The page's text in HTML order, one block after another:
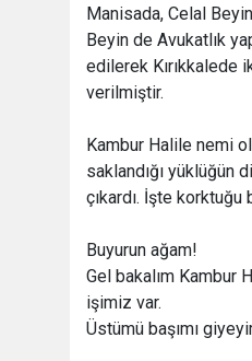
Manisada, Celal
Beyin de Avukatlık
edilerek
verilmiştir.
Kambur Halile nemi
saklandığı yüklüğün
çıkardı. İşte korktuğu
Buyurun ağam!
Gel bakalım Kambur
işimiz var.
Üstümü başımı